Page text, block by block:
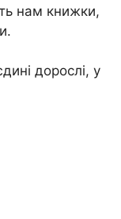
нам книжки,
дорослі, у